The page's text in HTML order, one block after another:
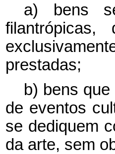
a) bens
prestadas;
b) bens
de eventos
se dediquem
da arte, sem